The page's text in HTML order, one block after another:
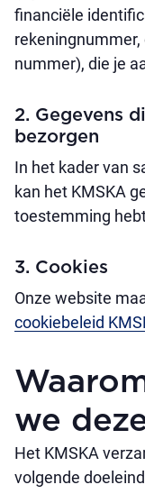
financiële
nummer), die je
2. Gegevens
bezorgen
In het kader van
kan het KMSKA
toestemming
3. Cookies
Onze website
cookiebeleid
we
Het KMSKA
volgende